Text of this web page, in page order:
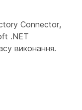
Connector,
.NET
виконання.